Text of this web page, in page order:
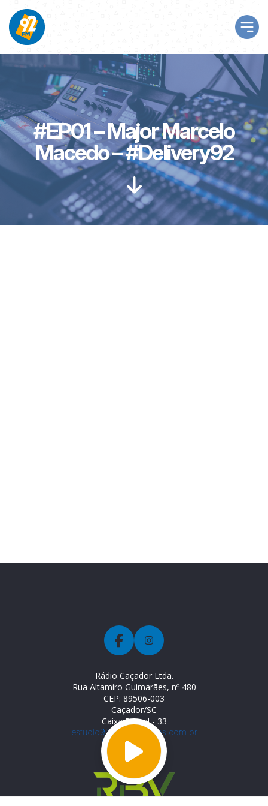
#EP01 – Major Marcelo
Macedo – #Delivery92
Rádio Caçador Ltda.
Rua Altamiro Guimarães, nº 480
CEP: 89506-003
Caçador/SC
Caixa Postal - 33
estudio92fm@rbvradios.com.br
(49) 99944-2071
(49) 3563-2211